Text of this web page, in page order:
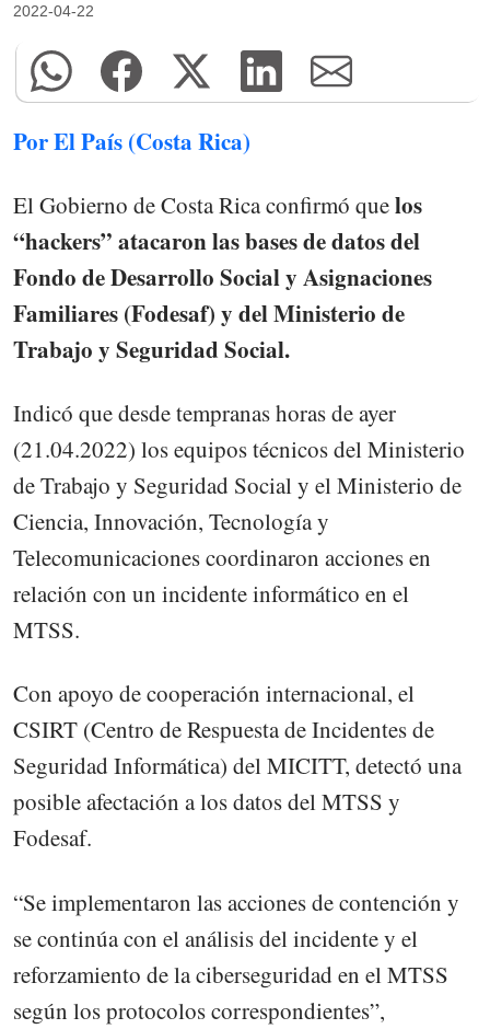
2022-04-22
Por El País (Costa Rica)
El Gobierno de Costa Rica confirmó quelos
“hackers” atacaron las bases de datos del
Fondo de Desarrollo Social y Asignaciones
Familiares (Fodesaf) y del Ministerio de
Trabajo y Seguridad Social.
Indicó que desde tempranas horas de ayer
(21.04.2022) los equipos técnicos del Ministerio
de Trabajo y Seguridad Social y el Ministerio de
Ciencia, Innovación, Tecnología y
Telecomunicaciones coordinaron acciones en
relación con un incidente informático en el
MTSS.
Con apoyo de cooperación internacional, el
CSIRT (Centro de Respuesta de Incidentes de
Seguridad Informática) del MICITT, detectó una
posible afectación a los datos del MTSS y
Fodesaf.
“Se implementaron las acciones de contención y
se continúa con el análisis del incidente y el
reforzamiento de la ciberseguridad en el MTSS
según los protocolos correspondientes”,